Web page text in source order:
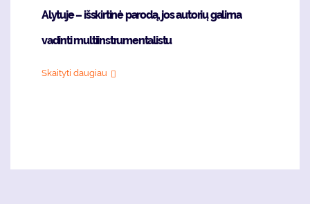
Alytuje – išskirtinė parodą, jos autorių galima
vadinti multiinstrumentalistu
Skaityti daugiau